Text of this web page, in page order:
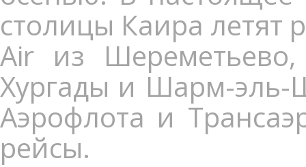
столицы Каира летят
Air из
Хургады и Шарм-эль-
Аэрофлота и
рейсы.